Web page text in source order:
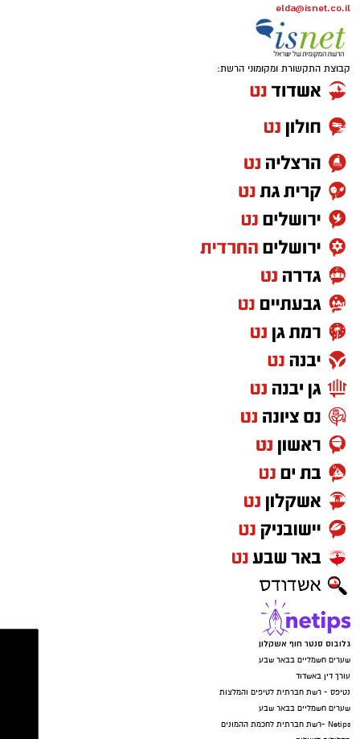
elda@isnet.co.il
קבוצת התקשורת ומקומוני הרשת:
גלובוס סנטר חוף אשקלון
שערים חשמליים בבאר שבע
עורך דין באשדוד
נטיפס - רשת חברתית לטיפים והמלצות
שערים חשמליים בבאר שבע
Netips -רשת חברתית לחכמת ההמונים